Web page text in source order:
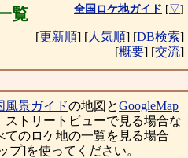
覧 全国ロケ地ガイド [▽]
[更新順] [人気順] [DB検索]
[概要] [交流]
風景ガイドの地図とGoogleMap
トリートビューで見る場合な
のロケ地の一覧を見る場合
プ]を使ってください。